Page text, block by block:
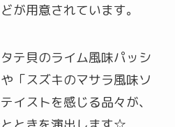
が用意されています。
テ貝のライム風味パッシ
「スズキのマサラ風味ソ
イストを感じる品々が、